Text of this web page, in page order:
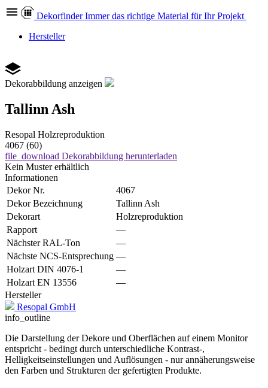
Dekorfinder Immer das richtige Material für Ihr Projekt
Hersteller
Dekorabbildung anzeigen
Tallinn Ash
Resopal Holzreproduktion
4067 (60)
file_download Dekorabbildung herunterladen
Kein Muster erhältlich
Informationen
Dekor Nr.
4067
Dekor Bezeichnung
Tallinn Ash
Dekorart
Holzreproduktion
Rapport
—
Nächster RAL-Ton
—
Nächste NCS-Entsprechung —
Holzart DIN 4076-1
—
Holzart EN 13556
—
Hersteller
Resopal GmbH
info_outline
Die Darstellung der Dekore und Oberflächen auf einem Monitor
entspricht - bedingt durch unterschiedliche Kontrast-,
Helligkeitseinstellungen und Auflösungen - nur annäherungsweise
den Farben und Strukturen der gefertigten Produkte.